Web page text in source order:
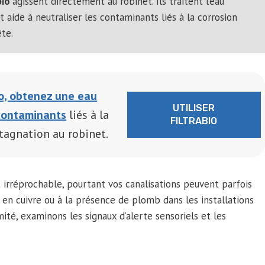
aide à neutraliser les contaminants liés à la corrosion
obtenez une eau
liés à la
au robinet.
UTILISER
FILTRABIO
pourtant vos canalisations peuvent parfois
cuivre ou à la présence de plomb dans les installations
examinons les signaux d’alerte sensoriels et les